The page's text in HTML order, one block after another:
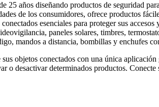
25 años diseñando productos de seguridad
de los consumidores, ofrece productos
esenciales para proteger sus
paneles solares, timbres,
mandos a distancia, bombillas y enchufes
objetos conectados con una única
desactivar determinados productos. Conecte